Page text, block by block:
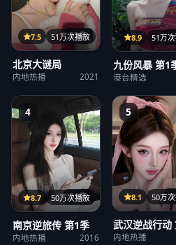
22集
7.5 51万次播放
北京大谜局
内地热播 2021
8.9 51万
九份风暴 第1
港台精选
4
21集
8.7 50万次播放
南京逆旅传 第1季
内地热播 2016
5
8.1 50万
武汉逆战行动
季
内地热播